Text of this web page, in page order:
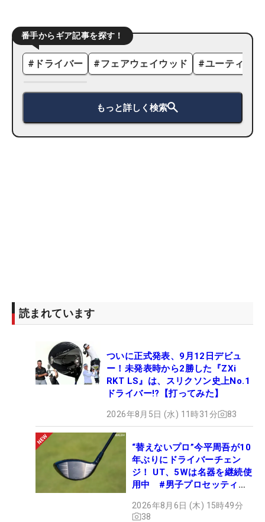
番手からギア記事を探す！
# ドライバー #フェアウェイウッド #ユーティリ
もっと詳しく検索
読まれています
ついに正式発表、9月12日デビュ
ー！未発表時から2勝した『ZXi
RKT LS』は、スリクソン史上No.1
ドライバー!?【打ってみた】
2026年8月5日 (水) 11時31分 83
“替えないプロ”今平周吾が10
年ぶりにドライバーチェン
ジ！ UT、5Wは名器を継続使
用中 #男子プロセッティン
2026年8月6日 (木) 15時49分
38